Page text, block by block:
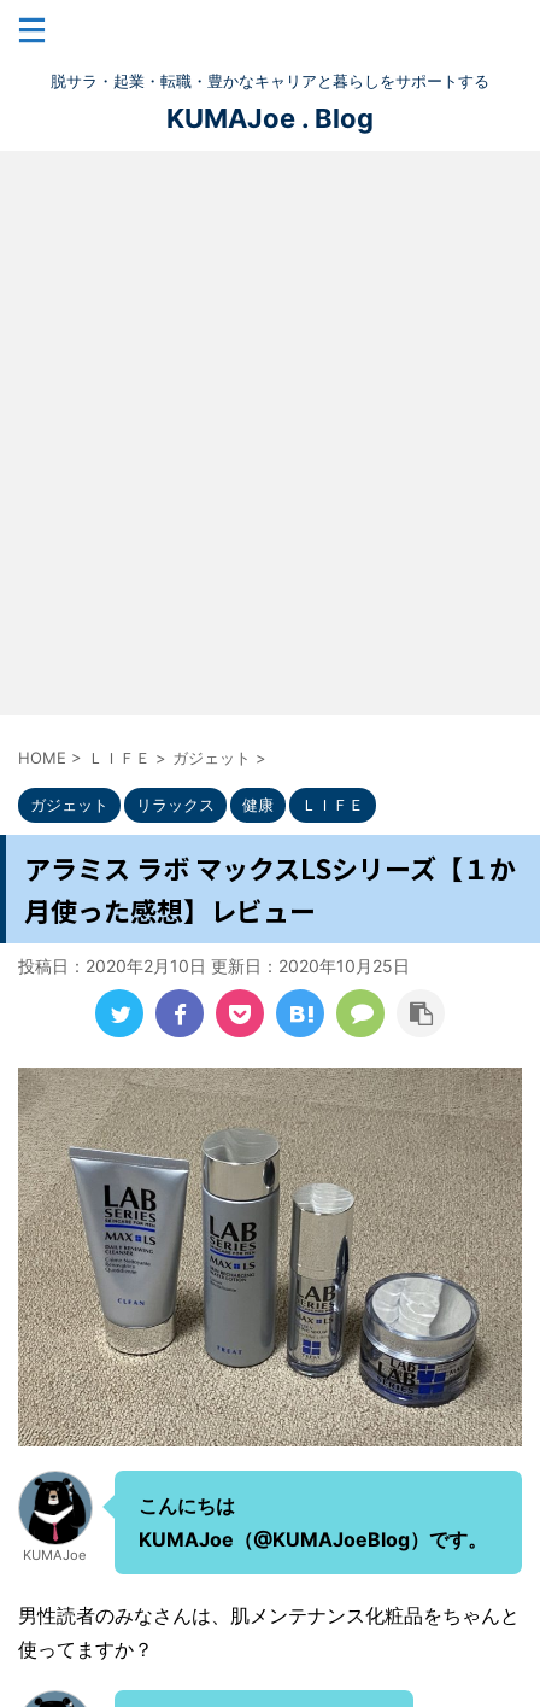
脱サラ・起業・転職・豊かなキャリアと暮らしをサポートする
KUMAJoe . Blog
HOME > ＬＩＦＥ > ガジェット >
ガジェット リラックス 健康 ＬＩＦＥ
アラミス ラボ マックスLSシリーズ【１か
月使った感想】レビュー
投稿日：2020年2月10日 更新日： 2020年10月25日
KUMAJoe
こんにちは
KUMAJoe（@KUMAJoeBlog）です。
男性読者のみなさんは、肌メンテナンス化粧品をちゃんと
使ってますか？